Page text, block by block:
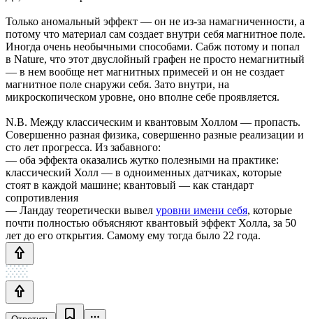
Только аномальный эффект — он не из-за намагниченности, а
потому что материал сам создает внутри себя магнитное поле.
Иногда очень необычными способами. Сабж потому и попал
в Nature, что этот двуслойный графен не просто немагнитный
— в нем вообще нет магнитных примесей и он не создает
магнитное поле снаружи себя. Зато внутри, на
микроскопическом уровне, оно вполне себе проявляется.
N.B. Между классическим и квантовым Холлом — пропасть.
Совершенно разная физика, совершенно разные реализации и
сто лет прогресса. Из забавного:
— оба эффекта оказались жутко полезными на практике:
классический Холл — в одноименных датчиках, которые
стоят в каждой машине; квантовый — как стандарт
сопротивления
— Ландау теоретически вывел уровни имени себя, которые
почти полностью объясняют квантовый эффект Холла, за 50
лет до его открытия. Самому ему тогда было 22 года.